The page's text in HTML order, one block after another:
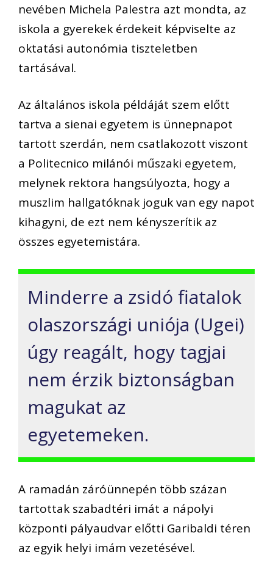
nevében Michela Palestra azt mondta, az
iskola a gyerekek érdekeit képviselte az
oktatási autonómia tiszteletben
tartásával.
Az általános iskola példáját szem előtt
tartva a sienai egyetem is ünnepnapot
tartott szerdán, nem csatlakozott viszont
a Politecnico milánói műszaki egyetem,
melynek rektora hangsúlyozta, hogy a
muszlim hallgatóknak joguk van egy napot
kihagyni, de ezt nem kényszerítik az
összes egyetemistára.
Minderre a zsidó fiatalok
olaszországi uniója (Ugei)
úgy reagált, hogy tagjai
nem érzik biztonságban
magukat az
egyetemeken.
A ramadán záróünnepén több százan
tartottak szabadtéri imát a nápolyi
központi pályaudvar előtti Garibaldi téren
az egyik helyi imám vezetésével.